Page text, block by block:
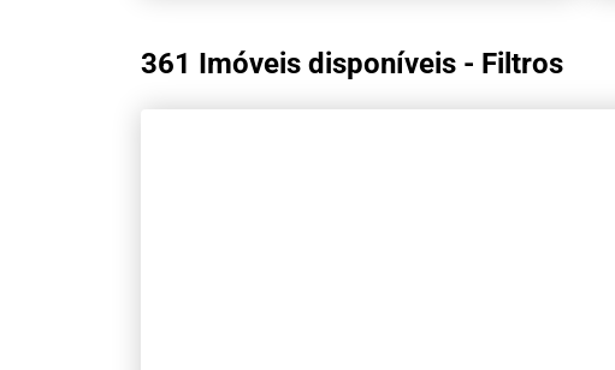
361 Imóveis disponíveis - Filtros